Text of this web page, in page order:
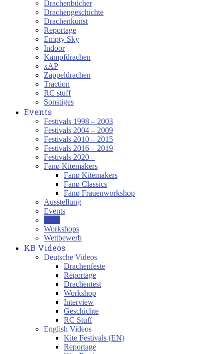
Drachenbücher
Drachengeschichte
Drachenkunst
Reportage
Empty Sky
Indoor
Kampfdrachen
xAP
Zappeldrachen
Traction
RC stuff
Sonstiges
Events
Festivals 1998 – 2003
Festivals 2004 – 2009
Festivals 2010 – 2015
Festivals 2016 – 2019
Festivals 2020 –
Fanø Kitemakers
Fanø Kitemakers
Fanø Classics
Fanø Frauenworkshop
Ausstellung
Events
Workshops
Wettbewerb
KB Videos
Deutsche Videos
Drachenfeste
Reportage
Drachentest
Workshop
Interview
Geschichte
RC Stuff
English Videos
Kite Festivals (EN)
Reportage